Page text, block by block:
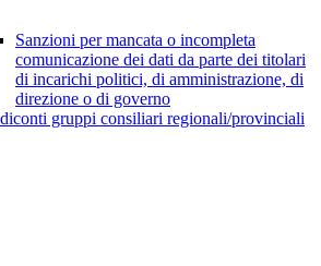
Sanzioni per mancata o incompleta
comunicazione dei dati da parte dei titolari
di incarichi politici, di amministrazione, di
direzione o di governo
gruppi consiliari regionali/provinciali